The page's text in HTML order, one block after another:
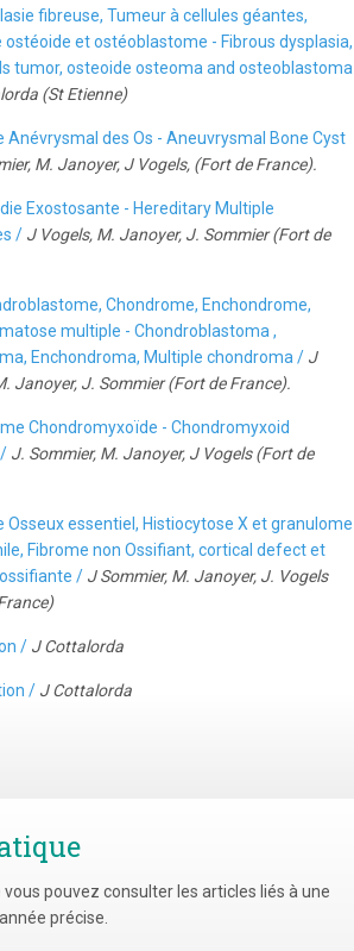
fibreuse, Tumeur à cellules géantes,
et ostéoblastome - Fibrous dysplasia,
tumor, osteoide osteoma and osteoblastoma
(St Etienne)
Anévrysmal des Os - Aneuvrysmal Bone Cyst
M. Janoyer, J Vogels, (Fort de France).
Exostosante - Hereditary Multiple
/ J Vogels, M. Janoyer, J. Sommier (Fort de
Chondrome, Enchondrome,
multiple - Chondroblastoma ,
Enchondroma, Multiple chondroma / J
Janoyer, J. Sommier (Fort de France).
Chondromyxoïde - Chondromyxoid
J. Sommier, M. Janoyer, J Vogels (Fort de
Osseux essentiel, Histiocytose X et granulome
Fibrome non Ossifiant, cortical defect et
/ J Sommier, M. Janoyer, J. Vogels
/ J Cottalorda
/ J Cottalorda
pouvez consulter les articles liés à une
précise.